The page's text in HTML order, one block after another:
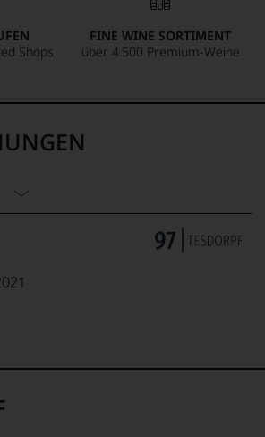
Shops
FINE WINE SORTIMENT
über 4.500 Premium-Weine